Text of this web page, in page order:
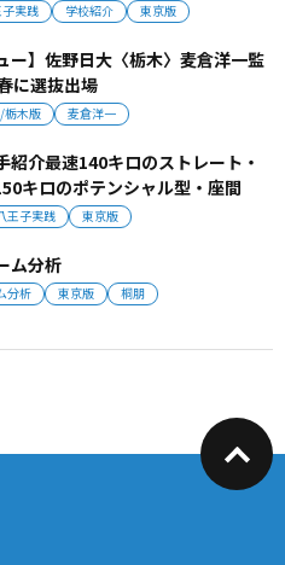
子実践 学校紹介 東京版
ー】佐野日大〈栃木〉麦倉洋一監
に選抜出場
栃木版 麦倉洋一
介最速140キロのストレート・
キロのポテンシャル型・座間
王子実践 東京版
ム分析
分析 東京版 桐朋